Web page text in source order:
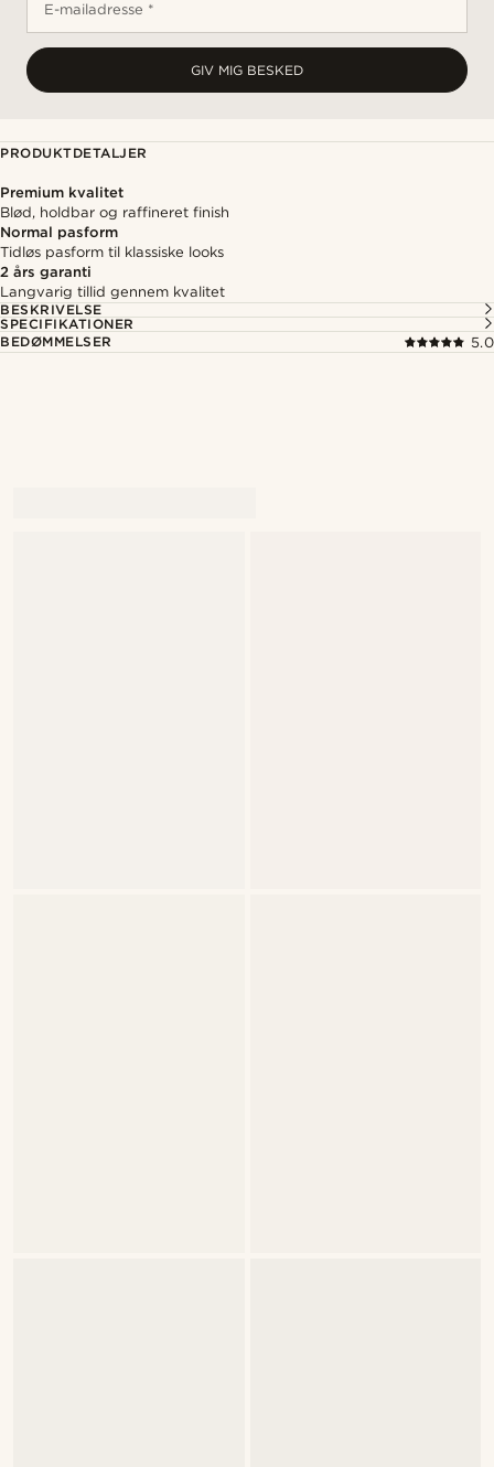
E-mailadresse *
GIV MIG BESKED
PRODUKTDETALJER
Premium kvalitet
Blød, holdbar og raffineret finish
Normal pasform
Tidløs pasform til klassiske looks
2 års garanti
Langvarig tillid gennem kvalitet
BESKRIVELSE
SPECIFIKATIONER
BEDØMMELSER
5.0